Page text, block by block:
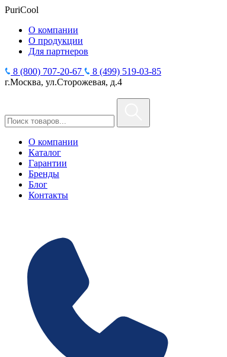
PuriCool
О компании
О продукции
Для партнеров
8 (800) 707-20-67
8 (499) 519-03-85
г.Москва, ул.Сторожевая, д.4
О компании
Каталог
Гарантии
Бренды
Блог
Контакты